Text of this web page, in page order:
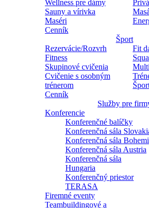
Wellness pre dámy
Sauny a vírivka
Maséri
Cenník
Šport
Rezervácie/Rozvrh
Fit
Fitness
Skupinové cvičenia
Cvičenie s osobným
trénerom
Cenník
Služby pre
Konferencie
Konferenčné balíčky
Konferenčná sála
Konferenčná sála
Konferenčná sála Austria
Konferenčná sála
Hungaria
Konferenčný priestor
TERASA
Firemné eventy
Teambuildingové a